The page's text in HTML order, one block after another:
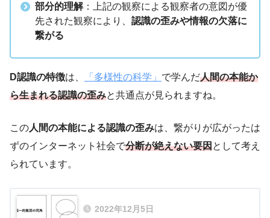
部分的理解：上記の観察による観察者の意図が優
先された観察により、 認識の歪みや情報の欠落に
繋がる
D認識の特徴は、 「多様性の科学」 で学んだ人間の本能か
ら生まれる認識の歪みと共通点が見られますね。
この人間の本能による認識の歪みは、繋がりが広がったは
ずのインターネット社会で分断が絶えない要因として考え
られています。
2022年12月5日